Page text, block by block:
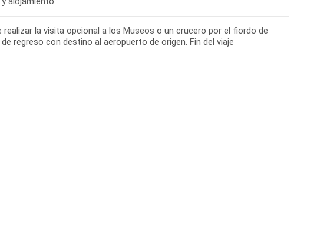
realizar la visita opcional a los Museos o un crucero por el fiordo de
regreso con destino al aeropuerto de origen. Fin del viaje